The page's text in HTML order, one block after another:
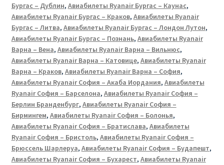
Бургас – Дублин, Авиабилеты Ryanair Бургас – Каунас,
Авиабилеты Ryanair Бургас – Краков, Авиабилеты Ryanair
Бургас – Литва, Авиабилеты Ryanair Бургас – Лондон Лутон,
Авиабилеты Ryanair Бургас – Познань, Авиабилеты Ryanair
Варна – Вена, Авиабилеты Ryanair Варна – Вильнюс,
Авиабилеты Ryanair Варна – Катовице, Авиабилеты Ryanair
Варна – Краков, Авиабилеты Ryanair Варна – София,
Авиабилеты Ryanair София – Акаба Иордания, Авиабилеты
Ryanair София – Барселона, Авиабилеты Ryanair София –
Берлин Бранденбург, Авиабилеты Ryanair София –
Бирмингем, Авиабилеты Ryanair София – Болонья,
Авиабилеты Ryanair София – Братислава, Авиабилеты
Ryanair София – Бристоль, Авиабилеты Ryanair София –
Брюссель Шарлеруа, Авиабилеты Ryanair София – Будапешт,
Авиабилеты Ryanair София – Бухарест, Авиабилеты Ryanair